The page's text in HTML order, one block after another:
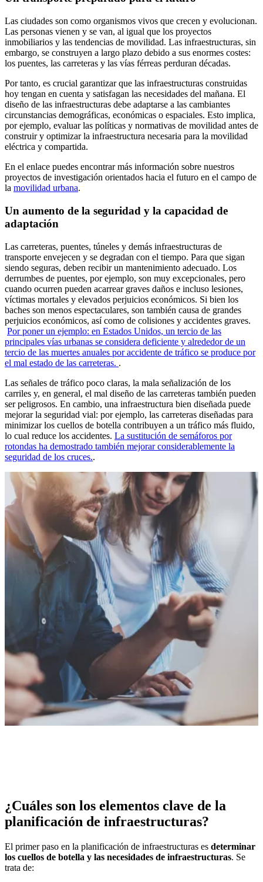
Las ciudades son como organismos vivos que crecen y evolucionan.
Las personas vienen y se van, al igual que los proyectos
inmobiliarios y las tendencias de movilidad. Las infraestructuras, sin
embargo, se construyen a largo plazo debido a sus enormes costes:
los puentes, las carreteras y las vías férreas perduran décadas.
Por tanto, es crucial garantizar que las infraestructuras construidas
hoy tengan en cuenta y satisfagan las necesidades del mañana. El
diseño de las infraestructuras debe adaptarse a las cambiantes
circunstancias demográficas, económicas o espaciales. Esto implica,
por ejemplo, evaluar las políticas y normativas de movilidad antes de
construir y optimizar la infraestructura necesaria para la movilidad
eléctrica y compartida.
En el enlace puedes encontrar más información sobre nuestros
proyectos de investigación orientados hacia el futuro en el campo de
la movilidad urbana.
Un aumento de la seguridad y la capacidad de
adaptación
Las carreteras, puentes, túneles y demás infraestructuras de
transporte envejecen y se degradan con el tiempo. Para que sigan
siendo seguras, deben recibir un mantenimiento adecuado. Los
derrumbes de puentes, por ejemplo, son muy excepcionales, pero
cuando ocurren pueden acarrear graves daños e incluso lesiones,
víctimas mortales y elevados perjuicios económicos. Si bien los
baches son menos espectaculares, son también causa de grandes
perjuicios económicos, así como de colisiones y accidentes graves.
Por poner un ejemplo: en Estados Unidos, un tercio de las
principales vías urbanas se considera deficiente y alrededor de un
tercio de las muertes anuales por accidente de tráfico se produce por
el mal estado de las carreteras. .
Las señales de tráfico poco claras, la mala señalización de los
carriles y, en general, el mal diseño de las carreteras también pueden
ser peligrosos. En cambio, una infraestructura bien diseñada puede
mejorar la seguridad vial: por ejemplo, las carreteras diseñadas para
minimizar los cuellos de botella contribuyen a un tráfico más fluido,
lo cual reduce los accidentes. La sustitución de semáforos por
rotondas ha demostrado también mejorar considerablemente la
seguridad de los cruces..
¿Cuáles son los elementos clave de la
planificación de infraestructuras?
El primer paso en la planificación de infraestructuras es determinar
los cuellos de botella y las necesidades de infraestructuras. Se
trata de: